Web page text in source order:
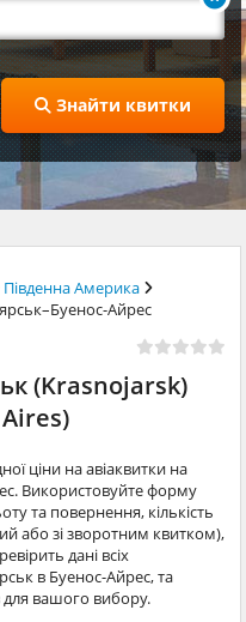
Знайти квитки
Південна Америка
Айрес
(Krasnojarsk)
ціни на авіаквитки на
Використовуйте форму
та повернення, кількість
або зі зворотним квитком),
дані всіх
в Буенос-Айрес, та
для вашого вибору.